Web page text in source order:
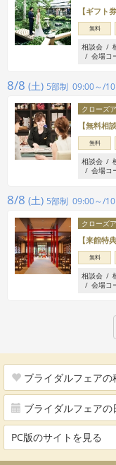
【ギフト
無料
相談会
会場コ
8/8 (土) 5部制 09:00～/
クローズ
【無料相
無料
相談会
会場コ
8/8 (土) 5部制 09:00～/
クローズ
【来館特
無料
相談会
会場コ
ブライダルフェアの
ブライダルフェアの
PC版のサイトを見る